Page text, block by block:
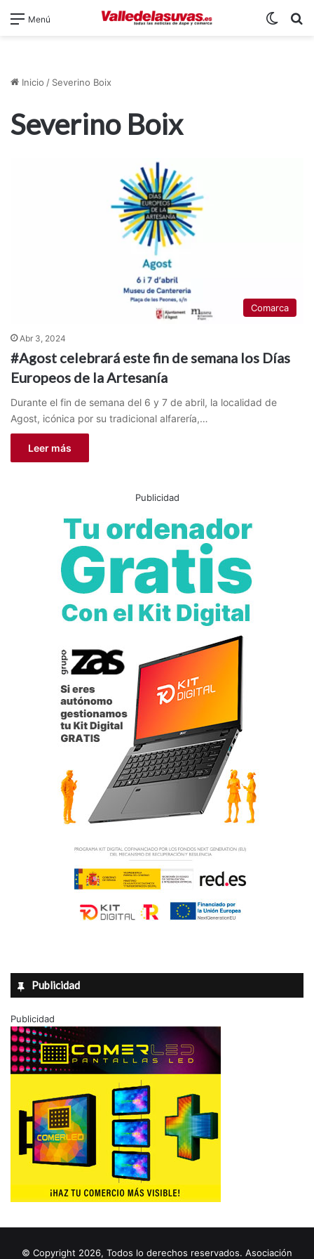
Menú
Inicio / Severino Boix
Severino Boix
Comarca
Abr 3, 2024
#Agost celebrará este fin de semana los Días
Europeos de la Artesanía
Durante el fin de semana del 6 y 7 de abril, la localidad de
Agost, icónica por su tradicional alfarería,…
Leer más
Publicidad
Publicidad
Publicidad
© Copyright 2026, Todos lo derechos reservados. Asociación